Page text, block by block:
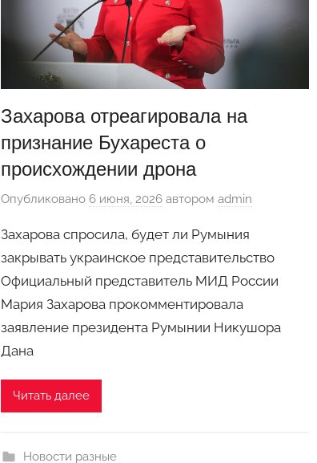
Захарова отреагировала на
признание Бухареста о
происхождении дрона
Опубликовано6 июня, 2026 авторомadmin
Захарова спросила, будет ли Румыния
закрывать украинское представительство
Официальный представитель МИД России
Мария Захарова прокомментировала
заявление президента Румынии Никушора
Дана
Читать далее
Новости разные